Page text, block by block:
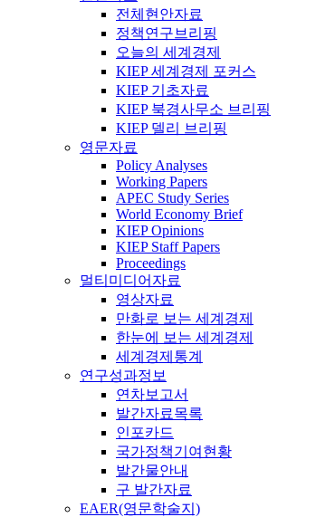
전체현안자료
정책연구브리핑
오늘의 세계경제
KIEP 세계경제 포커스
KIEP 기초자료
KIEP 북경사무소 브리핑
KIEP 델리 브리핑
영문자료
Policy Analyses
Working Papers
APEC Study Series
World Economy Brief
KIEP Opinions
KIEP Staff Papers
Proceedings
멀티미디어자료
영상자료
만화로 보는 세계경제
한눈에 보는 세계경제
세계경제통계
연구성과정보
연차보고서
발간자료목록
인포카드
국가정책기여현황
발간물안내
구 발간자료
EAER(영문학술지)